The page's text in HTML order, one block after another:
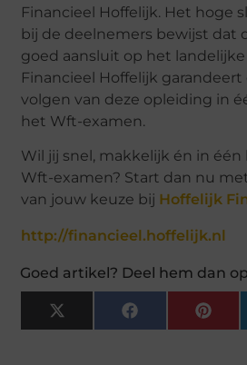
Financieel Hoffelijk. Het hoge
bij de deelnemers bewijst dat
goed aansluit op het
Financieel Hoffelijk
volgen van deze opleiding in
het Wft-examen.
Wil jij snel, makkelijk én in één
Wft-examen? Start dan nu
van jouw keuze bij Hoffelijk
http://financieel.hoffelijk.nl
Goed artikel? Deel hem dan
X
(Twitter)
Facebook